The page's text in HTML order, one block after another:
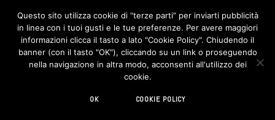
F
c
e
b
o
I
n
s
t
Questo sito utilizza cookie di “terze parti” per inviarti pubblicità
in linea con i tuoi gusti e le tue preferenze. Per avere maggiori
informazioni clicca il tasto a lato "Cookie Policy". Chiudendo il
banner (con il tasto "OK"), cliccando su un link o proseguendo
nella navigazione in altra modo, acconsenti all'utilizzo dei
cookie.
OK COOKIE POLICY